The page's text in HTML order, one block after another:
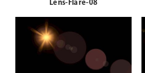
Lens-Flare-08